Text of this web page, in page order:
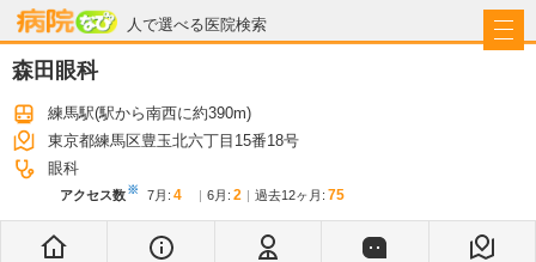
人で選べる医院検索
病院なび
森田眼科
練馬駅(駅から南西に約390m)
東京都練馬区豊玉北六丁目15番18号
眼科
アクセス数※ 7月 : 4 6月 : 2 過去12ヶ月: 75